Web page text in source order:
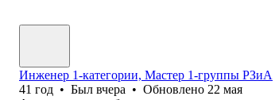
Инженер 1-категории, Мастер 1-группы РЗиА
41 год • Был вчера • Обновлено 22 мая